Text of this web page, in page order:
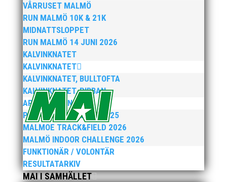
VÅRRUSET MALMÖ
RUN MALMÖ 10K & 21K
MIDNATTSLOPPET
RUN MALMÖ 14 JUNI 2026
KALVINKNATET
KALVINKNATET
KALVINKNATET, BULLTOFTA
KALVINKNATET, RIBBAN
ARENATÄVLINGAR
PEPPARKAKSSPELEN 2025
MALMOE TRACK&FIELD 2026
MALMÖ INDOOR CHALLENGE 2026
FUNKTIONÄR / VOLONTÄR
RESULTATARKIV
MAI I SAMHÄLLET
Efter att årsmötet avslutats följde en kväll med
stipendieutdelning, mat och underhållning.
Bilder från denna del hittar ni i länken nedan.
Stort tack till Bengt Bendéus som möjliggjorde
och generöst finansierade denna del av
kvällen. Fler bilder från MAI:s Årsmöte...